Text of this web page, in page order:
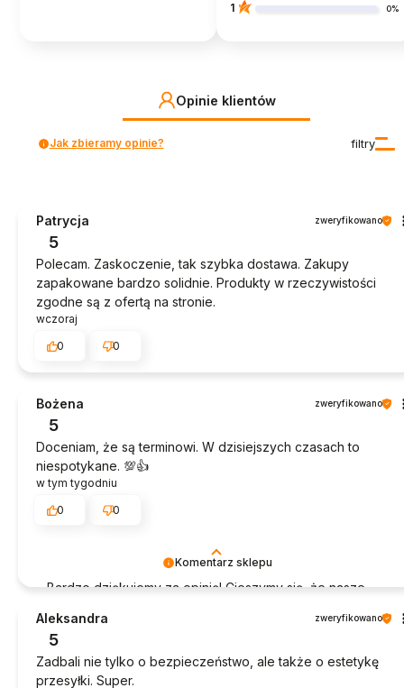
1 0%
Opinie klientów
filtry
Jak zbieramy opinie?
Patrycja zweryfikowano
5
Polecam. Zaskoczenie, tak szybka dostawa. Zakupy
zapakowane bardzo solidnie. Produkty w rzeczywistości
zgodne są z ofertą na stronie.
wczoraj
0
0
Komentarz sklepu
Bardzo dziękujemy za opinię! Cieszymy się, że nasze
Bożena zweryfikowano
5
Doceniam, że są terminowi. W dzisiejszych czasach to
niespotykane. 💯👍️
w tym tygodniu
0
0
Aleksandra zweryfikowano
5
Zadbali nie tylko o bezpieczeństwo, ale także o estetykę
przesyłki. Super.